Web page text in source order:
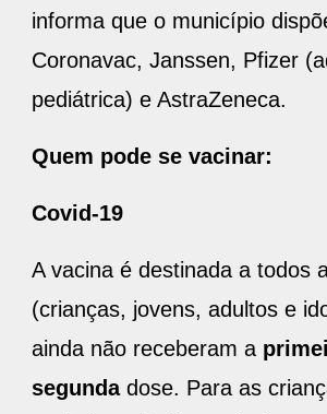
informa que o município
Coronavac, Janssen, Pfizer
pediátrica) e AstraZeneca.
Quem pode se vacinar:
Covid-19
A vacina é destinada a todos
(crianças, jovens, adultos e
ainda não receberam a
segundadose. Para as